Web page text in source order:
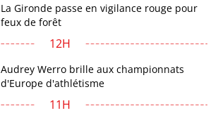
La Gironde passe en vigilance rouge pour
feux de forêt
12H
Audrey Werro brille aux championnats
d'Europe d'athlétisme
11H